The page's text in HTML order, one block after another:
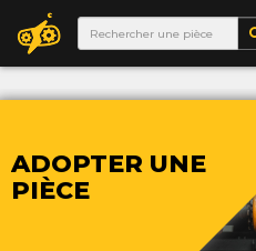
ADOPTER UNE
PIÈCE